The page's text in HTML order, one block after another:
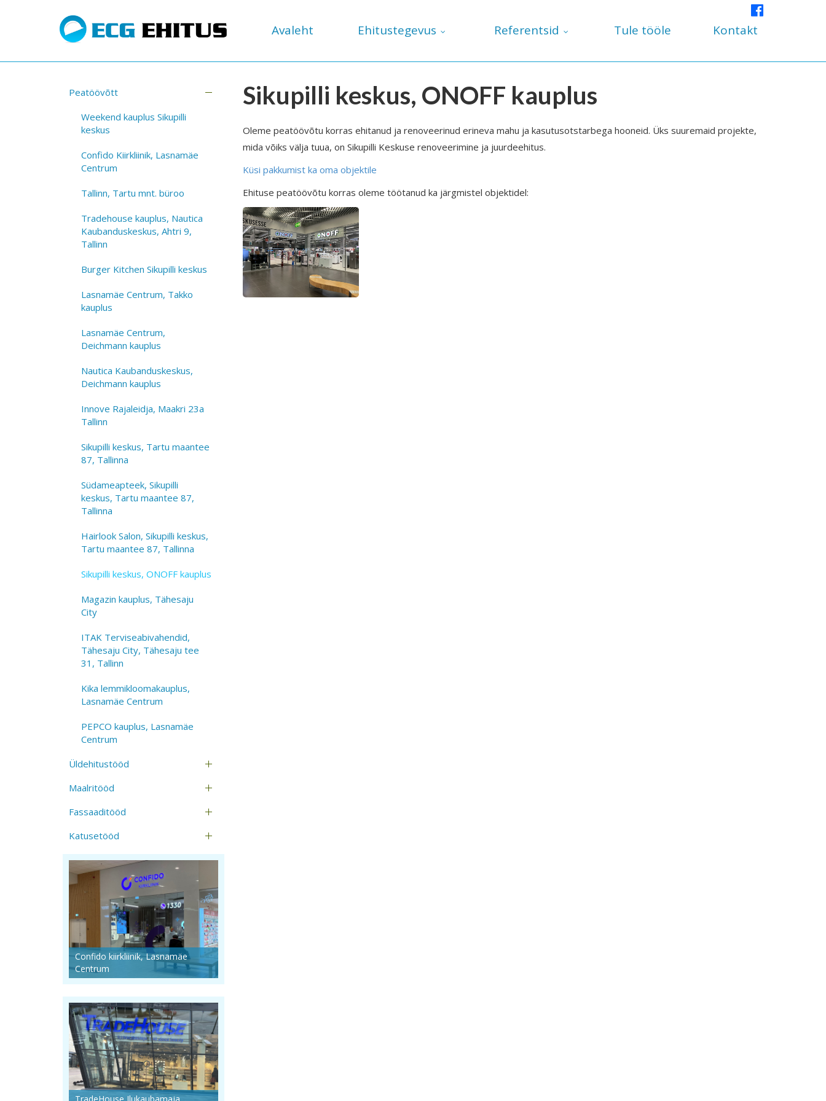
Avaleht Ehitustegevus Referentsid Tule tööle Kontakt
Peatöövõtt
Weekend kauplus Sikupilli
keskus
Confido Kiirkliinik, Lasnamäe
Centrum
Tallinn, Tartu mnt. büroo
Tradehouse kauplus, Nautica
Kaubanduskeskus, Ahtri 9,
Tallinn
Burger Kitchen Sikupilli keskus
Lasnamäe Centrum, Takko
kauplus
Lasnamäe Centrum,
Deichmann kauplus
Nautica Kaubanduskeskus,
Deichmann kauplus
Innove Rajaleidja, Maakri 23a
Tallinn
Sikupilli keskus, Tartu maantee
87, Tallinna
Südameapteek, Sikupilli
keskus, Tartu maantee 87,
Tallinna
Hairlook Salon, Sikupilli keskus,
Tartu maantee 87, Tallinna
Sikupilli keskus, ONOFF kauplus
Magazin kauplus, Tähesaju
City
ITAK Terviseabivahendid,
Tähesaju City, Tähesaju tee
31, Tallinn
Kika lemmikloomakauplus,
Lasnamäe Centrum
PEPCO kauplus, Lasnamäe
Centrum
Üldehitustööd
Maalritööd
Fassaaditööd
Katusetööd
Confido kiirkliinik, Lasnamäe
Centrum
Sikupilli keskus, ONOFF kauplus
Oleme peatöövõtu korras ehitanud ja renoveerinud erineva mahu ja kasutusotstarbega hooneid. Üks suuremaid projekte,
mida võiks välja tuua, on Sikupilli Keskuse renoveerimine ja juurdeehitus.
Küsi pakkumist ka oma objektile
Ehituse peatöövõtu korras oleme töötanud ka järgmistel objektidel: